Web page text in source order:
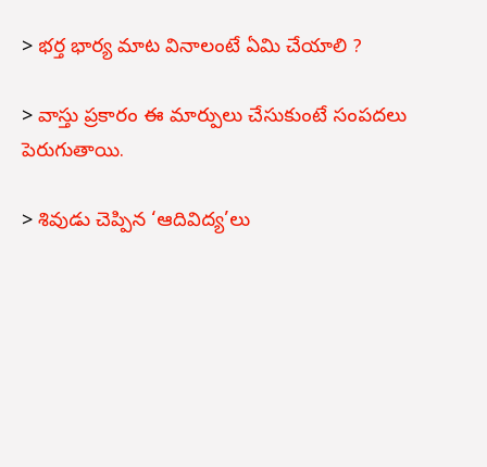
> భర్త భార్య మాట వినాలంటే ఏమి చేయాలి ?
> వాస్తు ప్రకారం ఈ మార్పులు చేసుకుంటే సంపదలు
పెరుగుతాయి.
> శివుడు చెప్పిన ‘ఆదివిద్య’లు